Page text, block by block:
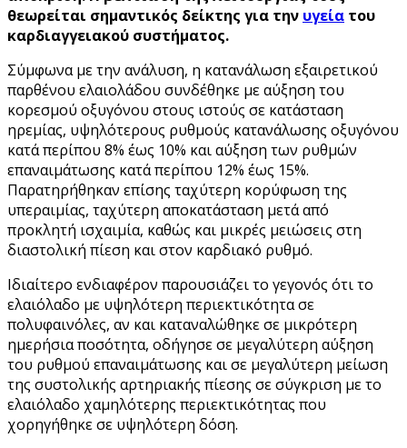
θεωρείται σημαντικός δείκτης για την υγεία του
καρδιαγγειακού συστήματος.
Σύμφωνα με την ανάλυση, η κατανάλωση εξαιρετικού
παρθένου ελαιολάδου συνδέθηκε με αύξηση του
κορεσμού οξυγόνου στους ιστούς σε κατάσταση
ηρεμίας, υψηλότερους ρυθμούς κατανάλωσης οξυγόνου
κατά περίπου 8% έως 10% και αύξηση των ρυθμών
επαναιμάτωσης κατά περίπου 12% έως 15%.
Παρατηρήθηκαν επίσης ταχύτερη κορύφωση της
υπεραιμίας, ταχύτερη αποκατάσταση μετά από
προκλητή ισχαιμία, καθώς και μικρές μειώσεις στη
διαστολική πίεση και στον καρδιακό ρυθμό.
Ιδιαίτερο ενδιαφέρον παρουσιάζει το γεγονός ότι το
ελαιόλαδο με υψηλότερη περιεκτικότητα σε
πολυφαινόλες, αν και καταναλώθηκε σε μικρότερη
ημερήσια ποσότητα, οδήγησε σε μεγαλύτερη αύξηση
του ρυθμού επαναιμάτωσης και σε μεγαλύτερη μείωση
της συστολικής αρτηριακής πίεσης σε σύγκριση με το
ελαιόλαδο χαμηλότερης περιεκτικότητας που
χορηγήθηκε σε υψηλότερη δόση.